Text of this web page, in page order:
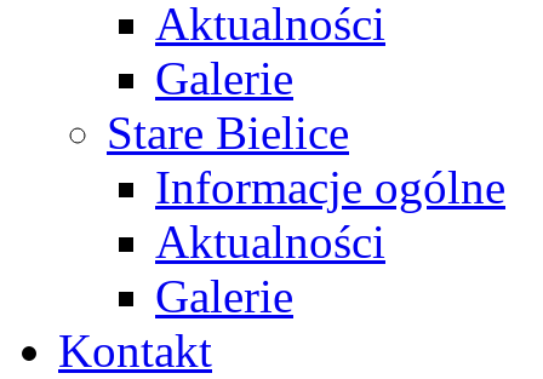
Aktualności
Galerie
Stare Bielice
Informacje ogólne
Aktualności
Galerie
Kontakt